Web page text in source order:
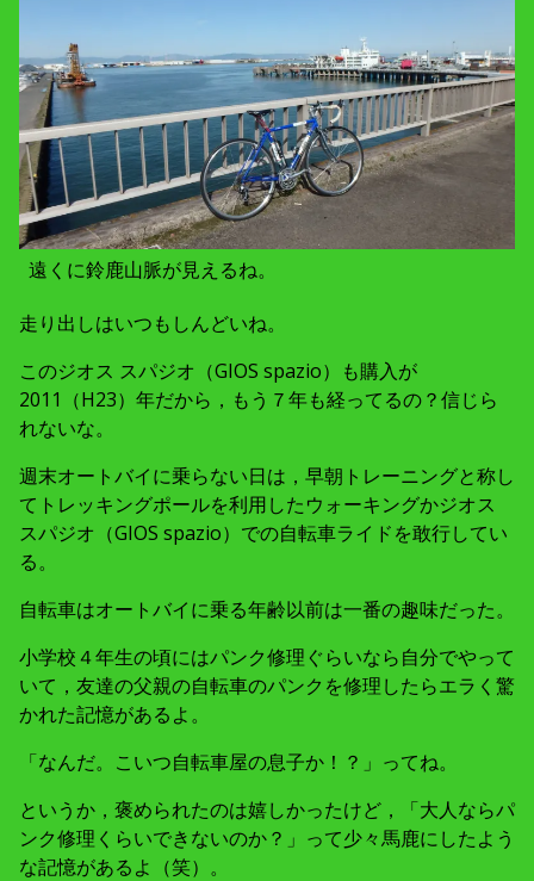
遠くに鈴鹿山脈が見えるね。
走り出しはいつもしんどいね。
このジオス スパジオ（GIOS spazio）も購入が
2011（H23）年だから，もう７年も経ってるの？信じら
れないな。
週末オートバイに乗らない日は，早朝トレーニングと称し
てトレッキングポールを利用したウォーキングかジオス
スパジオ（GIOS spazio）での自転車ライドを敢行してい
る。
自転車はオートバイに乗る年齢以前は一番の趣味だった。
小学校４年生の頃にはパンク修理ぐらいなら自分でやって
いて，友達の父親の自転車のパンクを修理したらエラく驚
かれた記憶があるよ。
「なんだ。こいつ自転車屋の息子か！？」ってね。
というか，褒められたのは嬉しかったけど，「大人ならパ
ンク修理くらいできないのか？」って少々馬鹿にしたよう
な記憶があるよ（笑）。